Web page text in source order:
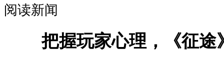
阅读新闻
把握玩家心理，《征途